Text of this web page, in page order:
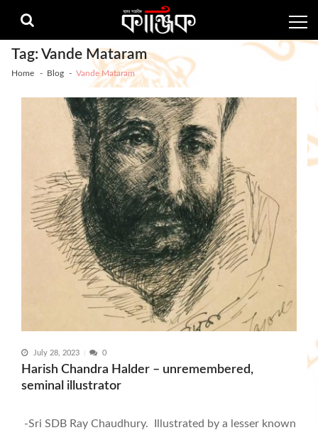
navigation
content
Tag:Vande Mataram
Home Blog Vande Mataram
July 28, 2023 0
Harish Chandra Halder – unremembered,
seminal illustrator
-Sri SDB Ray Chaudhury. Illustrated by a lesser known